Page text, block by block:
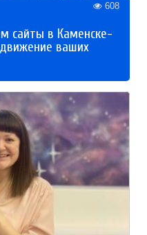
608
сайты в Каменске-
ваших